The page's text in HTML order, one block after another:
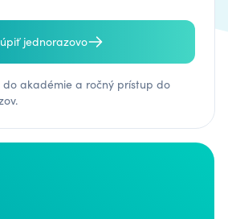
jednorazovo
akadémie a ročný prístup do